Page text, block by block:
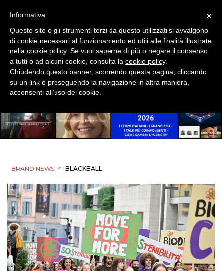
BRAND NEWS > BLACKBALL
×
Informativa
Questo sito o gli strumenti terzi da questo utilizzati si avvalgono
di cookie necessari al funzionamento ed utili alle finalità illustrate
nella cookie policy. Se vuoi saperne di più o negare il consenso
a tutti o ad alcuni cookie, consulta la cookie policy.
Chiudendo questo banner, scorrendo questa pagina, cliccando
su un link o proseguendo la navigazione in altra maniera,
acconsenti all’uso dei cookie.